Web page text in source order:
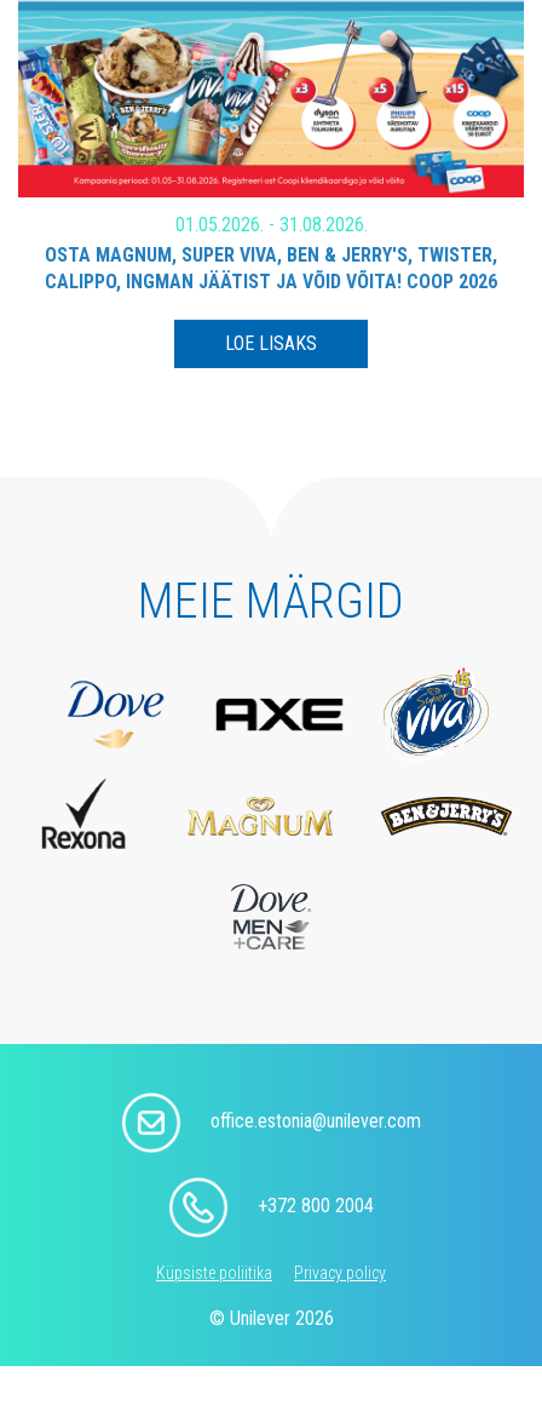
01.05.2026. - 31.08.2026.
OSTA MAGNUM, SUPER VIVA, BEN & JERRY'S, TWISTER,
CALIPPO, INGMAN JÄÄTIST JA VÕID VÕITA! COOP 2026
LOE LISAKS
MEIE MÄRGID
office.estonia@unilever.com
+372 800 2004
Küpsiste poliitika Privacy policy
© Unilever 2026